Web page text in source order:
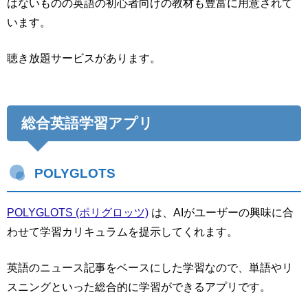
はないものの英語の初心者向けの教材も豊富に用意されて
います。
聴き放題サービスがあります。
総合英語学習アプリ
POLYGLOTS
POLYGLOTS (ポリグロッツ) は、AIがユーザーの興味に合
わせて学習カリキュラムを提示してくれます。
英語のニュース記事をベースにした学習なので、単語やリ
スニングといった総合的に学習ができるアプリです。